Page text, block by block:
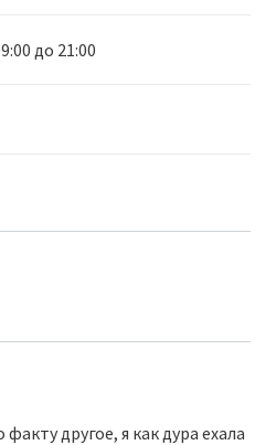
до 21:00
другое, я как дура ехала